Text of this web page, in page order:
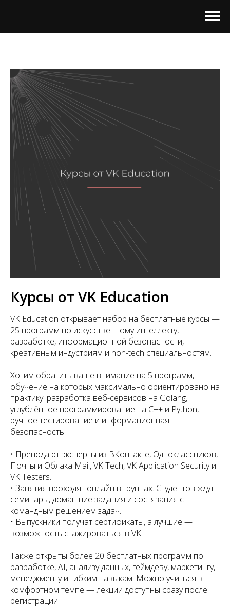
Курсы от VK Education
VK Education открывает набор на бесплатные курсы —
25 программ по искусственному интеллекту,
разработке, информационной безопасности,
креативным индустриям и non-tech специальностям.
Хотим обратить ваше внимание на 5 программ,
обучение на которых максимально ориентировано на
практику: разработка веб-сервисов на Golang,
углублённое программирование на C++ и Python,
ручное тестирование и информационная
безопасность.
• Преподают эксперты из ВКонтакте, Одноклассников,
Почты и Облака Mail, VK Tech, VK Application Security и
VK Testers.
• Занятия проходят онлайн в группах. Студентов ждут
семинары, домашние задания и состязания с
командным решением задач.
• Выпускники получат сертификаты, а лучшие —
возможность стажироваться в VK.
Также открыты более 20 бесплатных программ по
разработке, AI, анализу данных, геймдеву, маркетингу,
менеджменту и гибким навыкам. Можно учиться в
комфортном темпе — лекции доступны сразу после
регистрации.